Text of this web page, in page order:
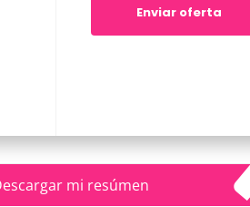
Enviar oferta
mi resúmen